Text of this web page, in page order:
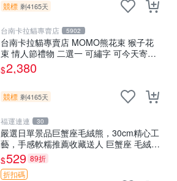
競標 剩4165天
台南卡拉貓專賣店 5902
台南卡拉貓專賣店 MOMO熊花束 猴子花
束 情人節禮物 二選一 可繡字 可今天寄明
天到
$2,380
競標 剩4165天
福運連連 30
嚴選日單景品巨蟹座毛絨熊，30cm精心工
藝，手感軟糯推薦收藏送人 巨蟹座 毛絨玩
具 精緻做工
$529 89折
折扣碼